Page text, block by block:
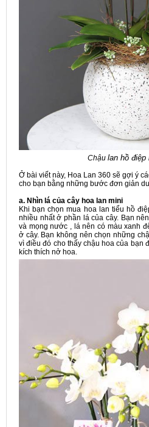
Chậu lan hồ điệp
Ở bài viết này, Hoa Lan 360 sẽ gợi ý
cho bạn bằng những bước đơn giản
a. Nhìn lá của cây hoa lan mini
Khi bạn chọn mua hoa lan tiểu hồ
nhiều nhất ở phần lá của cây. Bạn
và mọng nước , lá nên có màu xanh
ở cây. Bạn không nên chọn những
vì điều đó cho thấy chậu hoa của bạn
kích thích nở hoa.